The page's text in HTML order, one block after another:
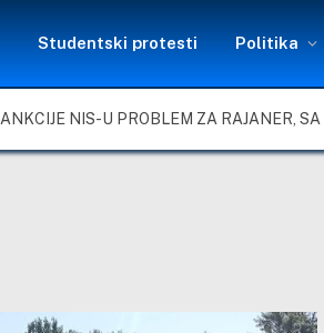
Studentski protesti Politika